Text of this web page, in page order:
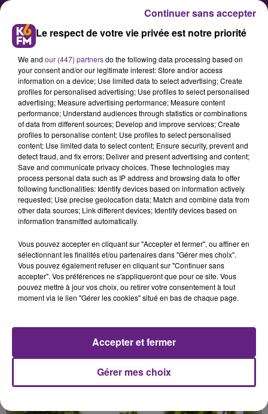
LES BALADES CONTÉES DE CHAGNY :
DÉCOUVREZ L'HISTOIRE DU VILLAGE...
LES INFOS LOCALES
Le respect de votre vie privée est notre priorité
We and our (447) partnersdo the following data processing based on
your consent and/or our legitimate interest: Store and/or access
information on a device; Use limited data to select advertising; Create
profiles for personalised advertising; Use profiles to select personalised
advertising; Measure advertising performance; Measure content
performance; Understand audiences through statistics or combinations
of data from different sources; Develop and improve services; Create
profiles to personalise content; Use profiles to select personalised
content; Use limited data to select content; Ensure security, prevent and
detect fraud, and fix errors; Deliver and present advertising and content;
Save and communicate privacy choices. These technologies may
process personal data such as IP address and browsing data to offer
following functionalities: Identify devices based on information actively
requested; Use precise geolocation data; Match and combine data from
other data sources; Link different devices; Identify devices based on
information transmitted automatically.
Vous pouvez accepter en cliquant sur "Accepter et fermer", ou affiner en
sélectionnant les finalités et/ou partenaires dans "Gérer mes choix".
Vous pouvez également refuser en cliquant sur "Continuer sans
accepter". Vos préférences ne s'appliqueront que pour ce site. Vous
pouvez mettre à jour vos choix, ou retirer votre consentement à tout
moment via le lien "Gérer les cookies" situé en bas de chaque page.
Gérer mes choix
Accepter et fermer
Continuer sans accepter